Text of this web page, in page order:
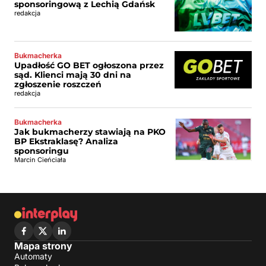
sponsoringową z Lechią Gdańsk
redakcja
Bukmacherka
Upadłość GO BET ogłoszona przez
sąd. Klienci mają 30 dni na
zgłoszenie roszczeń
redakcja
Bukmacherka
Jak bukmacherzy stawiają na PKO
BP Ekstraklasę? Analiza
sponsoringu
Marcin Cieńciała
Mapa strony
Automaty